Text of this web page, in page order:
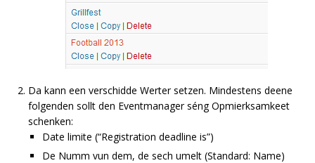
Da kann een verschidde Werter setzen. Mindestens deene
folgenden sollt den Eventmanager séng Opmierksamkeet
schenken:
Date limite (“Registration deadline is”)
De Numm vun dem, de sech umelt (Standard: Name)